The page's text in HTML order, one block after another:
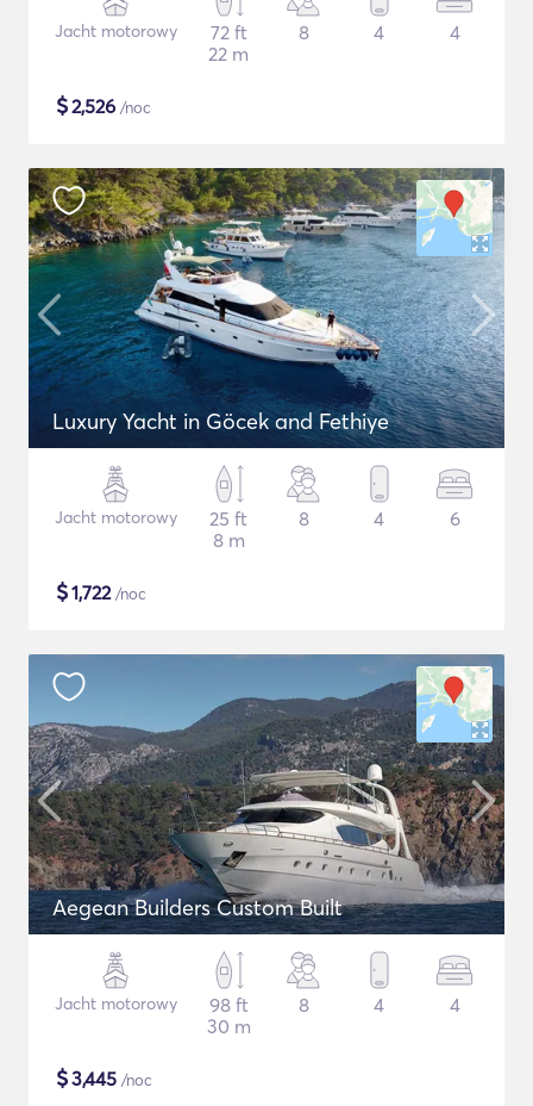
Jacht motorowy
72 ft
22 m
8 4 4
$2,526 /noc
Luxury Yacht in Göcek and Fethiye
Jacht motorowy
25 ft
8 m
8 4 6
$1,722/noc
Aegean Builders Custom Built
Jacht motorowy
98 ft
30 m
8 4 4
$3,445 /noc